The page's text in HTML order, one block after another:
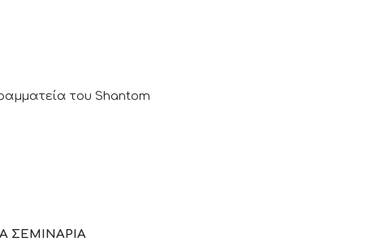
του Shantom
ΣΕΜΙΝΑΡΙΑ